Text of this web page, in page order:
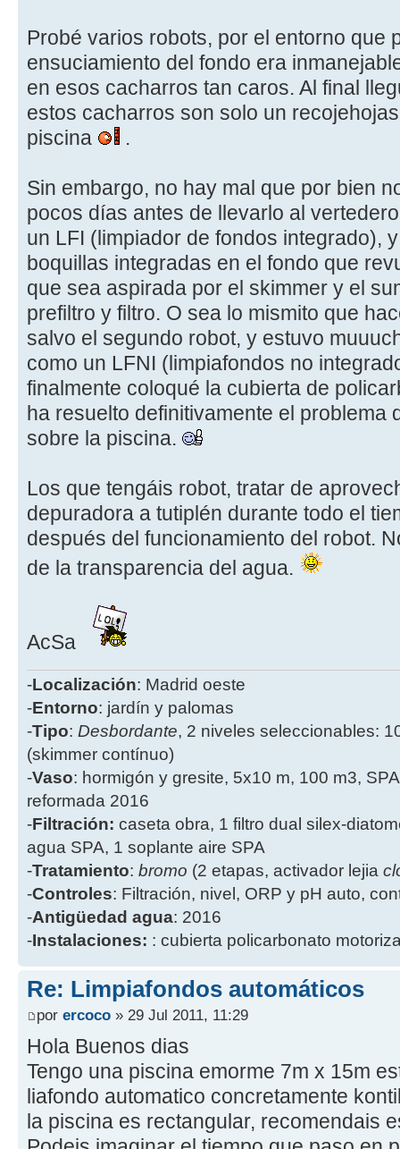
Probé varios robots, por el entorno que
ensuciamiento del fondo era
en esos cacharros tan caros. Al final
estos cacharros son solo un
piscina
.
Sin embargo, no hay mal que por bien
pocos días antes de llevarlo al
un LFI (limpiador de fondos integrado),
boquillas integradas en el fondo que
que sea aspirada por el skimmer y el
prefiltro y filtro. O sea lo mismito que
salvo el segundo robot, y estuvo
como un LFNI (limpiafondos no
finalmente coloqué la cubierta de
ha resuelto definitivamente el problema
sobre la piscina.
Los que tengáis robot, tratar de
depuradora a tutiplén durante todo el
después del funcionamiento del robot.
de la transparencia del agua.
AcSa
-Localización: Madrid oeste
-Entorno: jardín y palomas
-Tipo: Desbordante, 2 niveles seleccionables:
(skimmer contínuo)
-Vaso: hormigón y gresite, 5x10 m, 100 m3,
reformada 2016
-Filtración: caseta obra, 1 filtro dual silex-
agua SPA, 1 soplante aire SPA
-Tratamiento: bromo (2 etapas, activador lejia
-Controles: Filtración, nivel, ORP y pH auto,
-Antigüedad agua: 2016
-Instalaciones: : cubierta policarbonato
Re: Limpiafondos automáticos
por ercoco » 29 Jul 2011, 11:29
Hola Buenos dias
Tengo una piscina emorme 7m x 15m
liafondo automatico concretamente
la piscina es rectangular, recomendais